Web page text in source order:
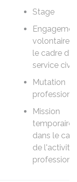
Stage
volontaire
le cadre
service
Mutation
Mission
temporaire
dans le
de l'activité